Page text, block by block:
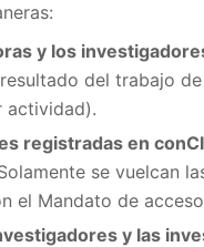
y los
del trabajo
actividad).
registradas en
se vuelcan
el Mandato de
y las